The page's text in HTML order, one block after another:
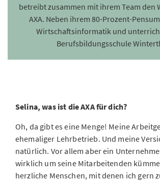
betreibt zusammen mit ihrem Team den
AXA. Neben ihrem 80-Prozent-
Wirtschaftsinformatik und
Berufsbildungsschule
Selina, was ist die AXA für dich?
Oh, da gibt es eine Menge! Meine
ehemaliger Lehrbetrieb. Und meine
natürlich. Vor allem aber ein
wirklich um seine Mitarbeitenden
herzliche Menschen, mit denen ich gern